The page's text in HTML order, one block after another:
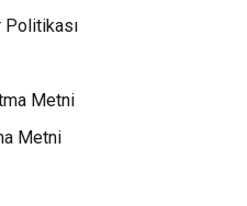
Metni
Metni